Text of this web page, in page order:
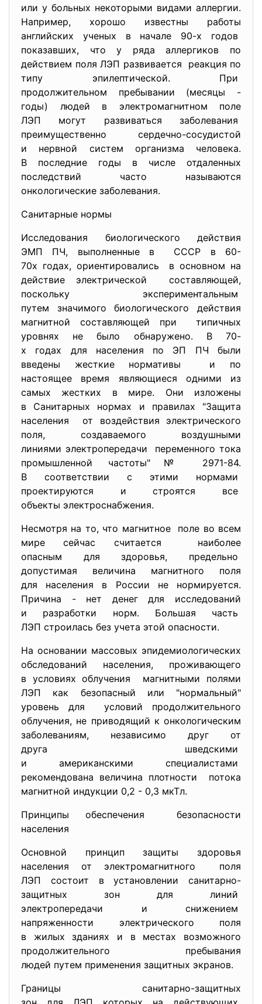
или у больных некоторыми видами аллергии.
Например, хорошо известны работы
английских ученых в начале 90-х годов
показавших, что у ряда аллергиков по
действием поля ЛЭП развивается реакция по
типу эпилептической. При
продолжительном пребывании (месяцы -
годы) людей в электромагнитном поле
ЛЭП могут развиваться заболевания
преимущественно сердечно-сосудистой
и нервной систем организма человека.
В последние годы в числе отдаленных
последствий часто называются
онкологические заболевания.
Санитарные нормы
Исследования биологического действия
ЭМП ПЧ, выполненные в СССР в 60-
70х годах, ориентировались в основном на
действие электрической составляющей,
поскольку экспериментальным
путем значимого биологического действия
магнитной составляющей при типичных
уровнях не было обнаружено. В 70-
х годах для населения по ЭП ПЧ были
введены жесткие нормативы и по
настоящее время являющиеся одними из
самых жестких в мире. Они изложены
в Санитарных нормах и правилах "Защита
населения от воздействия электрического
поля, создаваемого воздушными
линиями электропередачи переменного тока
промышленной частоты"№ 2971-84.
В соответствии с этими нормами
проектируются и строятся все
объекты электроснабжения.
Несмотря на то, что магнитное поле во всем
мире сейчас считается наиболее
опасным для здоровья, предельно
допустимая величина магнитного поля
для населения в России не нормируется.
Причина - нет денег для исследований
и разработки норм. Большая часть
ЛЭП строилась без учета этой опасности.
На основании массовых эпидемиологических
обследований населения, проживающего
в условиях облучения магнитными полями
ЛЭП как безопасный или "нормальный"
уровень для условий продолжительного
облучения, не приводящий к онкологическим
заболеваниям, независимо друг от
друга шведскими
и американскими специалистами
рекомендована величина плотности потока
магнитной индукции 0,2 - 0,3 мкТл.
Принципы обеспечения безопасности
населения
Основной принцип защиты здоровья
населения от электромагнитного поля
ЛЭП состоит в установлении санитарно-
защитных зон для линий
электропередачи и снижением
напряженности электрического поля
в жилых зданиях и в местах возможного
продолжительного пребывания
людей путем применения защитных экранов.
Границы санитарно-защитных